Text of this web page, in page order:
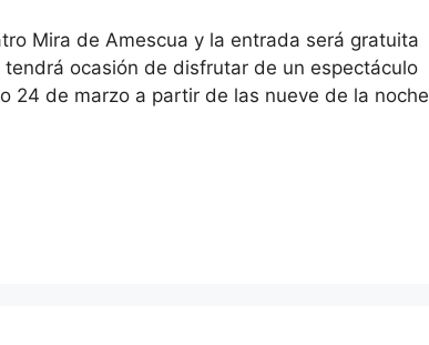
Mira de Amescua y la entrada será gratuita
ocasión de disfrutar de un espectáculo
24 de marzo a partir de las nueve de la noche